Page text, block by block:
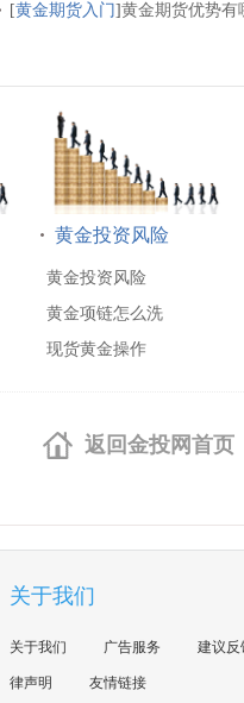
[黄金期货入门]黄金期货优势有
黄金投资风险
黄金投资风险
黄金项链怎么洗
现货黄金操作
返回金投网首页
关于我们
关于我们 广告服务 建议反
律声明 友情链接